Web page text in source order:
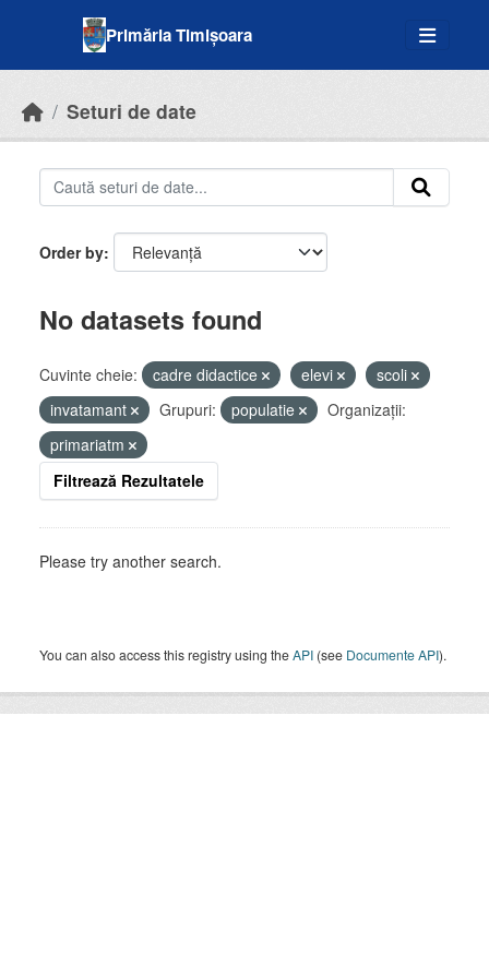
Primăria Timișoara
Seturi de date
Order by
No datasets found
Cuvinte cheie: cadre didactice elevi
scoli
invatamant
Grupuri: populatie
Organizații:
primariatm
Filtrează Rezultatele
Please try another search.
You can also access this registry using theAPI (see Documente API).